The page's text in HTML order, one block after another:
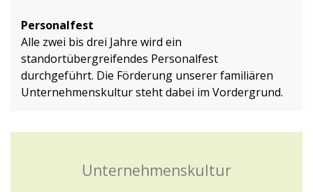
Personalfest
Alle zwei bis drei Jahre wird ein
standortübergreifendes Personalfest
durchgeführt. Die Förderung unserer familiären
Unternehmenskultur steht dabei im Vordergrund.
Unternehmenskultur